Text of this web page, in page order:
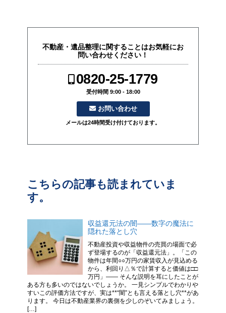
不動産・遺品整理に関することはお気軽にお
問い合わせください！
0820-25-1779
受付時間 9:00 - 18:00
お問い合わせ
メールは24時間受け付けております。
こちらの記事も読まれていま
す。
収益還元法の闇――数字の魔法に
隠れた落とし穴
不動産投資や収益物件の売買の場面で必
ず登場するのが「収益還元法」。「この
物件は年間○○万円の家賃収入が見込める
から、利回り△％で計算すると価値は□□
万円」―― そんな説明を耳にしたことが
ある方も多いのではないでしょうか。 一見シンプルでわかりや
すいこの評価方法ですが、実は**“闇”とも言える落とし穴**があ
ります。 今日は不動産業界の裏側を少しのぞいてみましょう。
[…]